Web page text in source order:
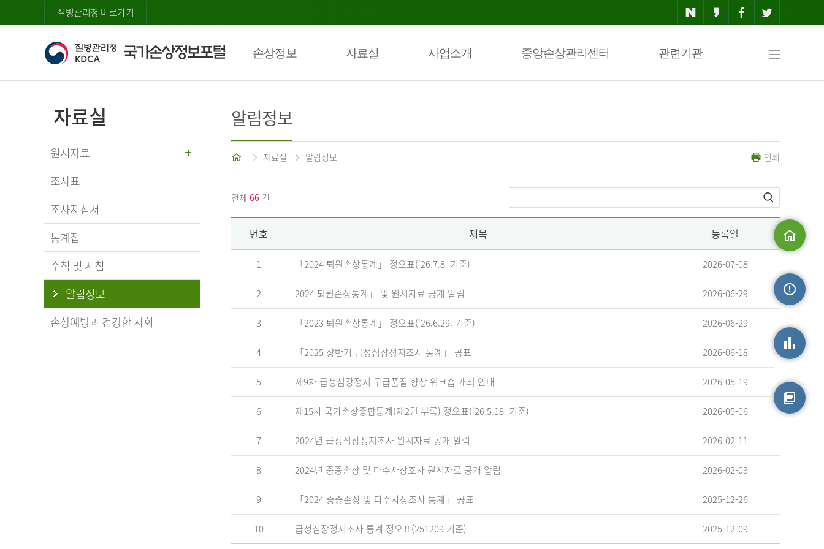
질병관리청 바로가기
손상정보 자료실 사업소개 중앙손상관리센터 관련기관
맵
자료실
원시자료
조사표
조사지침서
통계집
수칙 및 지침
알림정보
손상예방과 건강한 사회
알림정보
홈 자료실 알림정보 인쇄
전체 66 건
번호 제목 등록일
1 「2024 퇴원손상통계」 정오표('26.7.8. 기준) 2026-07-08
2 2024 퇴원손상통계」 및 원시자료 공개 알림 2026-06-29
3 「2023 퇴원손상통계」 정오표('26.6.29. 기준) 2026-06-29
4 「2025 상반기 급성심장정지조사 통계」 공표 2026-06-18
5 제9차 급성심장정지 구급품질 향상 워크숍 개최 안내 2026-05-19
6 제15차 국가손상종합통계(제2권 부록) 정오표('26.5.18. 기준) 2026-05-06
7 2024년 급성심장정지조사 원시자료 공개 알림 2026-02-11
8 2024년 중증손상 및 다수사상조사 원시자료 공개 알림 2026-02-03
9 「2024 중증손상 및 다수사상조사 통계」 공표 2025-12-26
10 급성심장정지조사 통계 정오표(251209 기준) 2025-12-09